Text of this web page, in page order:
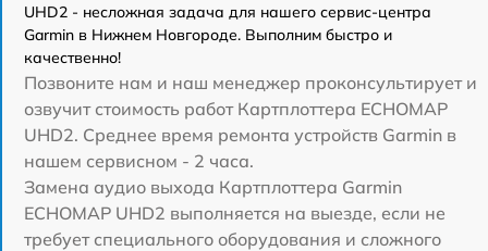
UHD2 - несложная задача для нашего сервис-центра
Garmin в Нижнем Новгороде. Выполним быстро и
качественно!
Позвоните нам и наш менеджер проконсультирует и
озвучит стоимость работ Картплоттера ECHOMAP
UHD2. Среднее время ремонта устройств Garmin в
нашем сервисном - 2 часа.
Замена аудио выхода Картплоттера Garmin
ECHOMAP UHD2 выполняется на выезде, если не
требует специального оборудования и сложного